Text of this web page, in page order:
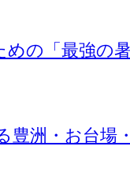
の「最強の
洲・お台場